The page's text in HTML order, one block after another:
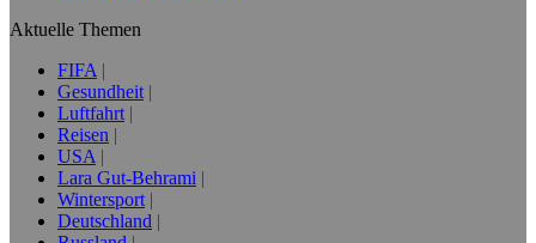
Aktuelle Themen
FIFA
Gesundheit
Luftfahrt
Reisen
USA
Lara Gut-Behrami
Wintersport
Deutschland